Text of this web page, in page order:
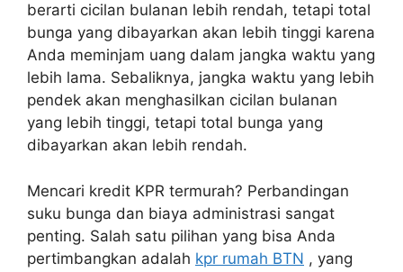
berarti cicilan bulanan lebih rendah, tetapi total
bunga yang dibayarkan akan lebih tinggi karena
Anda meminjam uang dalam jangka waktu yang
lebih lama. Sebaliknya, jangka waktu yang lebih
pendek akan menghasilkan cicilan bulanan
yang lebih tinggi, tetapi total bunga yang
dibayarkan akan lebih rendah.
Mencari kredit KPR termurah? Perbandingan
suku bunga dan biaya administrasi sangat
penting. Salah satu pilihan yang bisa Anda
pertimbangkan adalah kpr rumah BTN , yang